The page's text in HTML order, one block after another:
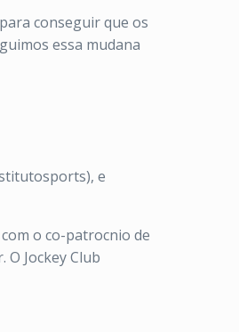
conseguir que os
essa mudana
e
o co-patrocnio de
Jockey Club